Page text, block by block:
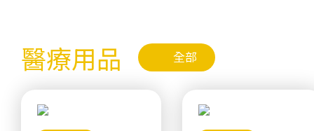
醫療用品 全部